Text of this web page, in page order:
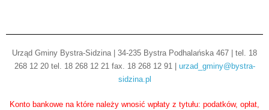
Urząd Gminy Bystra-Sidzina | 34-235 Bystra Podhalańska 467 | tel. 18
268 12 20 tel. 18 268 12 21 fax. 18 268 12 91 | urzad_gminy@bystra-
sidzina.pl
Konto bankowe na które należy wnosić wpłaty z tytułu: podatków, opłat,